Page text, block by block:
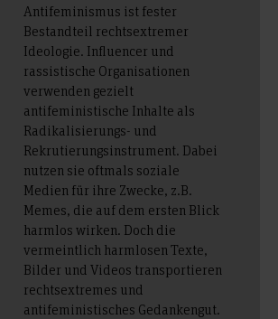
Antifeminismus ist fester
Bestandteil rechtsextremer
Ideologie. Influencer und
rassistische Organisationen
verwenden gezielt
antifeministische Inhalte als
Radikalisierungs- und
Rekrutierungsinstrument. Dabei
nutzen sie oftmals soziale
Medien für ihre Zwecke, z.B.
Memes, die auf dem ersten Blick
harmlos wirken. Doch die
vermeintlich harmlosen Texte,
Bilder und Videos transportieren
rechtsextremes und
antifeministisches Gedankengut.